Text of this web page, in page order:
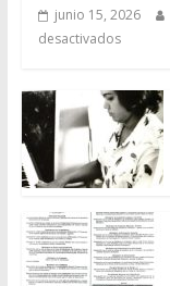
junio 15, 2026
desactivados